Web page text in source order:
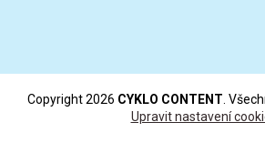
Copyright 2026 CYKLO CONTENT.
Upravit nastavení